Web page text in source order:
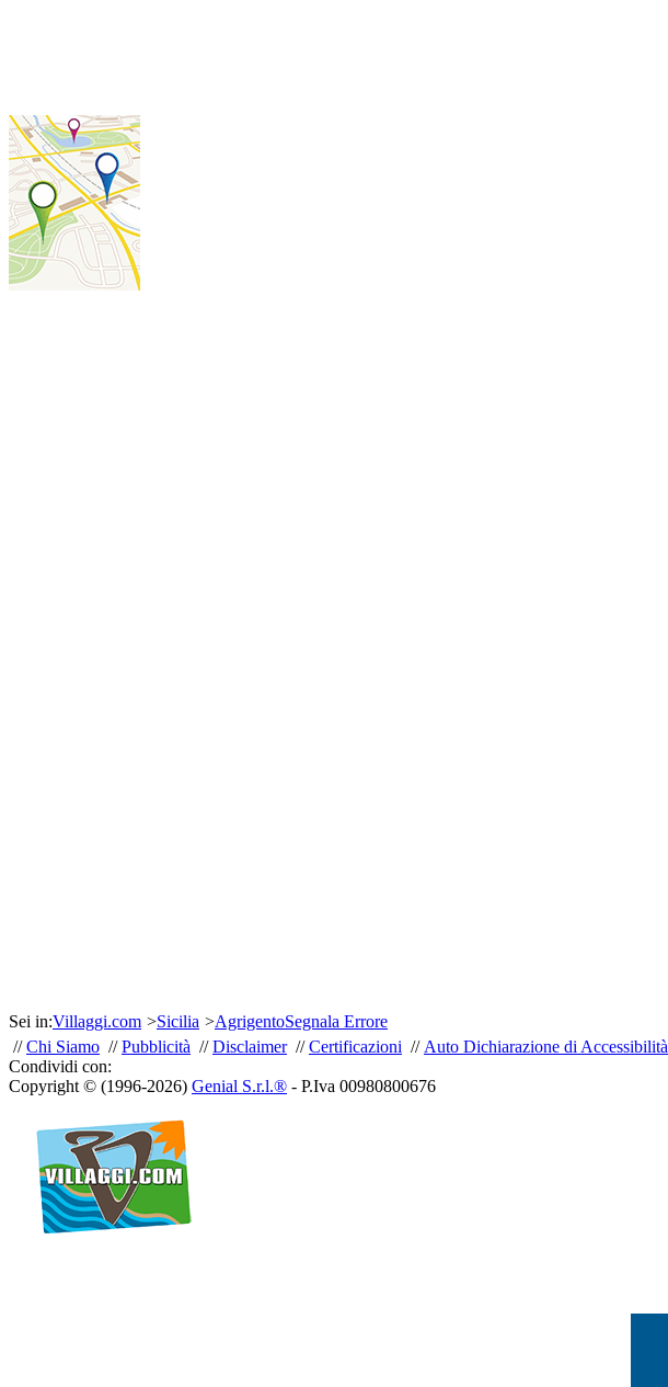
Sei in:Villaggi.com >Sicilia >AgrigentoSegnala Errore
//Chi Siamo //Pubblicità //Disclaimer//Certificazioni // Auto Dichiarazione di Accessibilità
Condividi con:
Copyright © (1996-2026) Genial S.r.l.® - P.Iva 00980800676